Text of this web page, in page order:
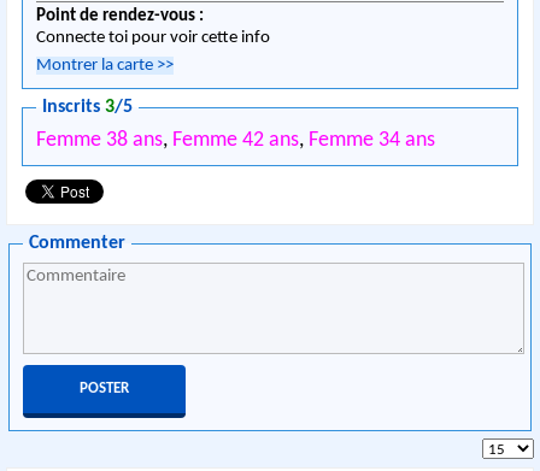
Point de rendez-vous :
Connecte toi pour voir cette info
Montrer la carte >>
Inscrits3/5
Femme 38 ans, Femme 42 ans, Femme 34 ans
Commenter